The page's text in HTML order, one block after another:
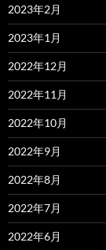
2023年2月
2023年1月
2022年12月
2022年11月
2022年10月
2022年9月
2022年8月
2022年7月
2022年6月